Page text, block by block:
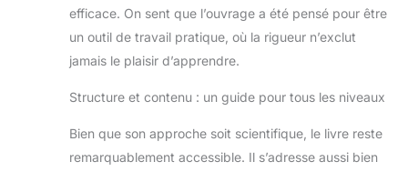
efficace. On sent que l’ouvrage a été pensé pour être
un outil de travail pratique, où la rigueur n’exclut
jamais le plaisir d’apprendre.
Structure et contenu : un guide pour tous les niveaux
Bien que son approche soit scientifique, le livre reste
remarquablement accessible. Il s’adresse aussi bien